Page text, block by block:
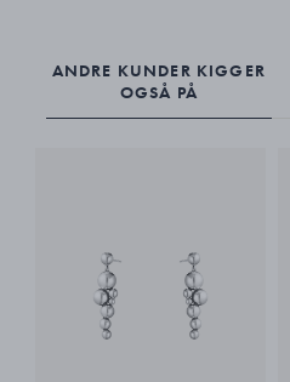
ANDRE KUNDER KIGGER
OGSÅ PÅ